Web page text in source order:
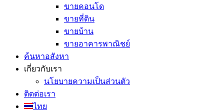
ขายคอนโด
ขายที่ดิน
ขายบ้าน
ขายอาคารพาณิชย์
ค้นหาอสังหา
เกี่ยวกับเรา
นโยบายความเป็นส่วนตัว
ติดต่อเรา
ไทย